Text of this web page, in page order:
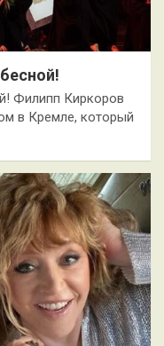
Филипп Киркоров
в Кремле, который